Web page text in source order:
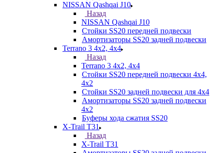
NISSAN Qashqai J10
Назад
NISSAN Qashqai J10
Стойки SS20 передней подвески
Амортизаторы SS20 задней подвески
Terrano 3 4х2, 4х4
Назад
Terrano 3 4х2, 4х4
Стойки SS20 передней подвески 4х4,
4x2
Стойки SS20 задней подвески для 4х4
Амортизаторы SS20 задней подвески
4х2
Буферы хода сжатия SS20
X-Trail T31
Назад
X-Trail T31